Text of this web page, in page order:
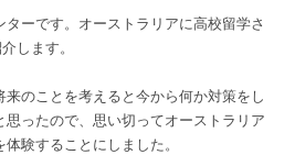
ーです。オーストラリアに高校留学さ
します。
のことを考えると今から何か対策をし
ったので、思い切ってオーストラリア
験することにしました。